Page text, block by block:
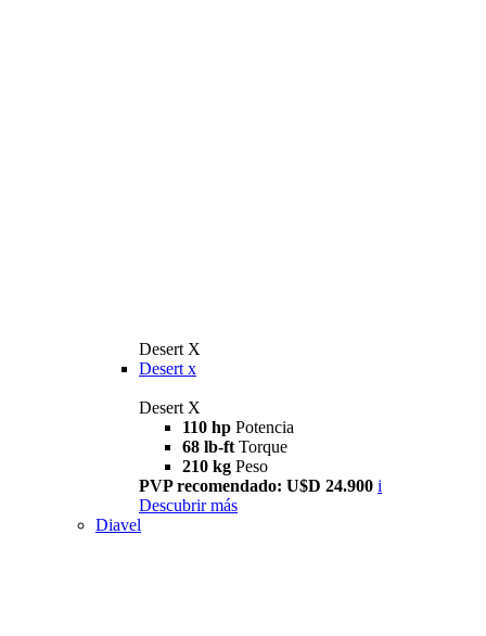
Desert X
Desert x
Desert X
110 hp Potencia
68 lb-ft Torque
210 kg Peso
PVP recomendado: U$D 24.900 i
Descubrir más
Diavel